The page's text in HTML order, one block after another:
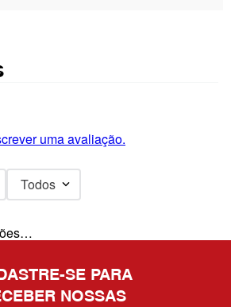
uma avaliação.
Todos
SE PARA
NOSSAS